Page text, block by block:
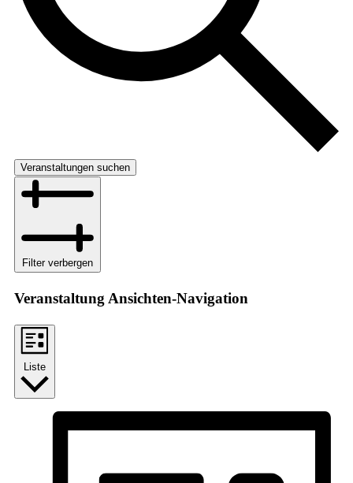
Veranstaltungen suchen
Filter verbergen
Veranstaltung Ansichten-Navigation
Liste